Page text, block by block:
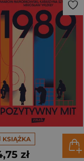
KSIĄŻKA
zł